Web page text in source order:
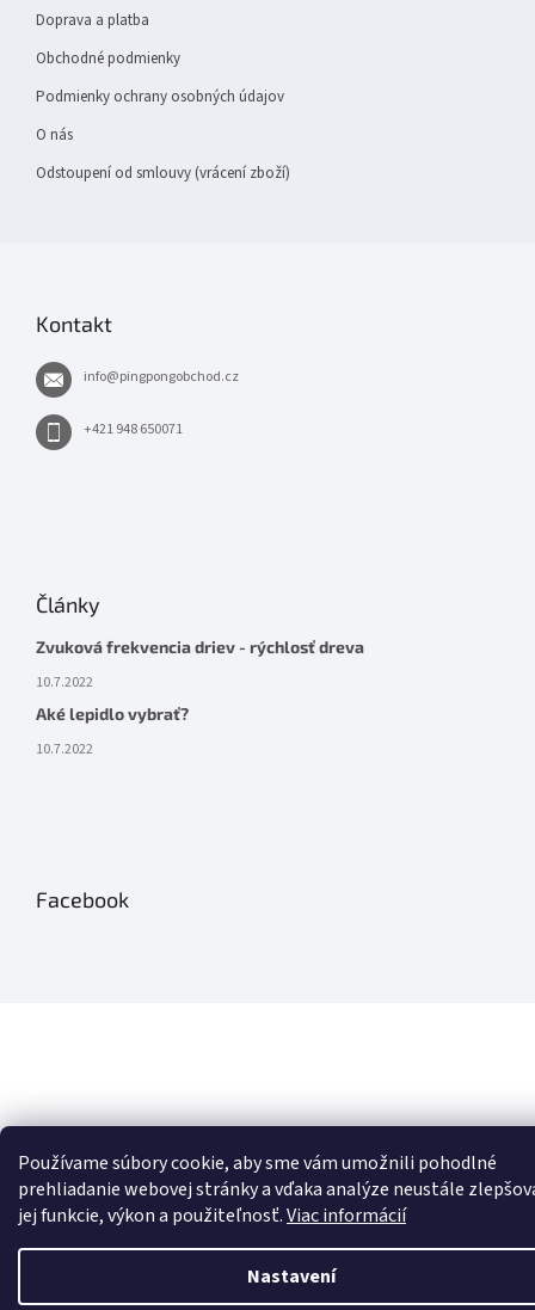
Používame súbory cookie, aby sme vám umožnili pohodlné
prehliadanie webovej stránky a vďaka analýze neustále
jej funkcie, výkon a použiteľnosť.Viac informácií
Nastavení
Doprava a platba
Obchodné podmienky
Podmienky ochrany osobných údajov
O nás
Odstoupení od smlouvy (vrácení zboží)
Kontakt
info@pingpongobchod.cz
+421 948 650071
Články
Zvuková frekvencia driev - rýchlosť dreva
10.7.2022
Aké lepidlo vybrať?
10.7.2022
Facebook